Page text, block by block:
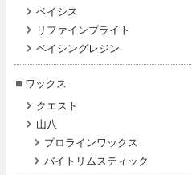
ベイシス
リファインブライト
ベイシングレジン
ワックス
クエスト
山八
プロラインワックス
バイトリムスティック